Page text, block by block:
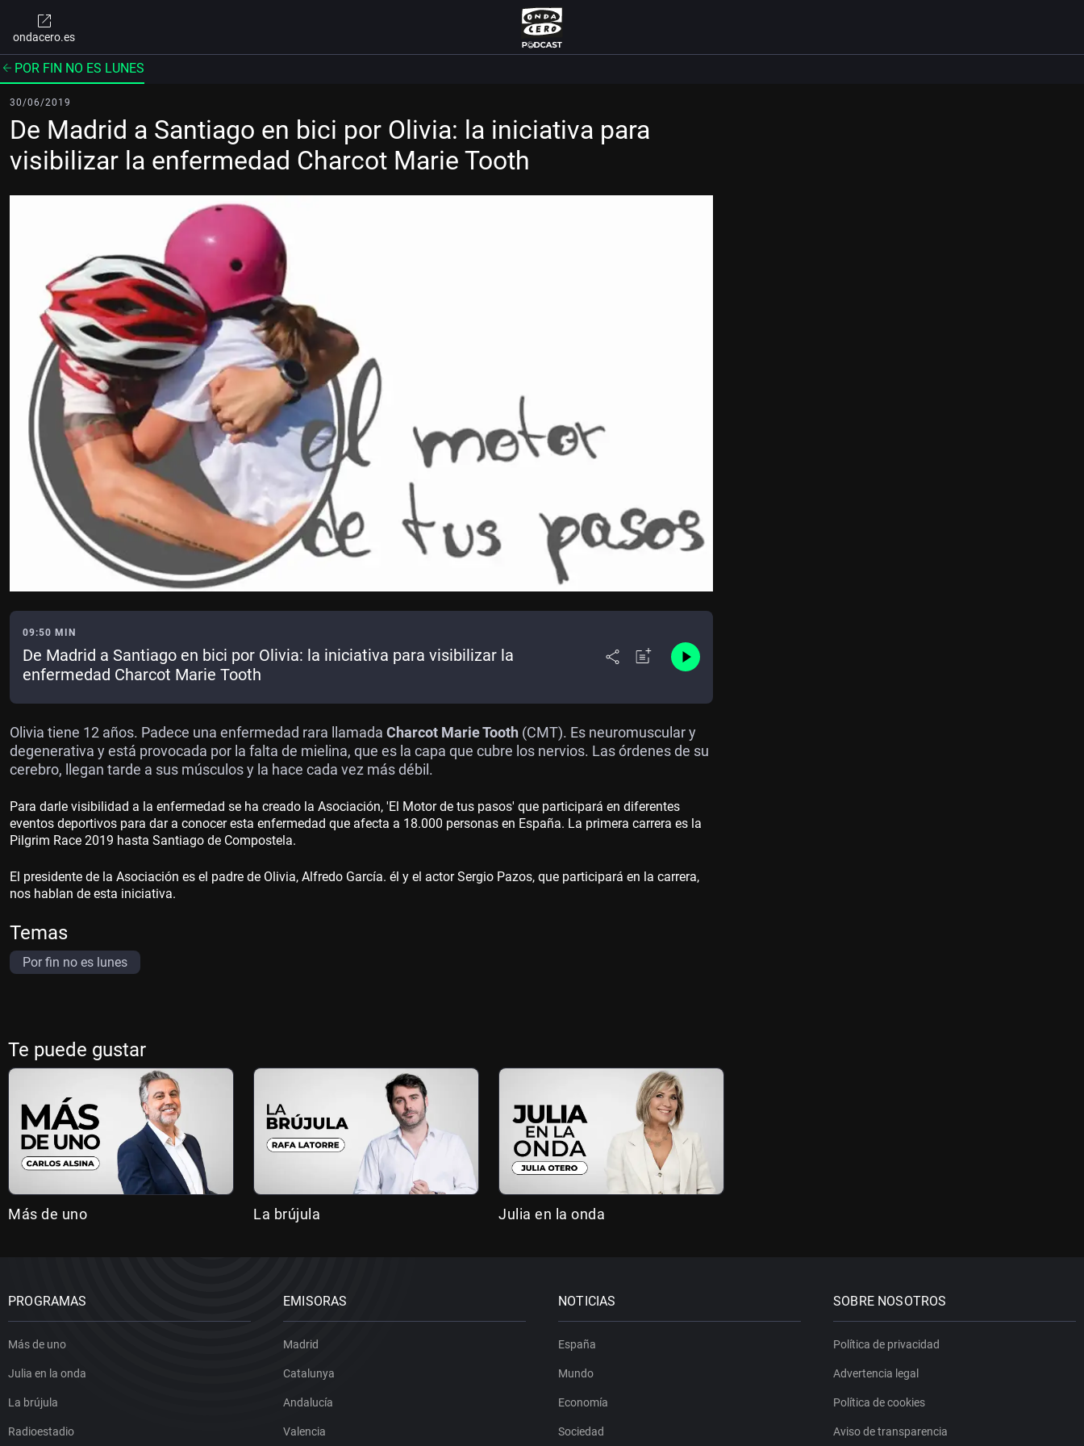
ondacero.es
POR FIN NO ES LUNES
30/06/2019
De Madrid a Santiago en bici por Olivia: la iniciativa para
visibilizar la enfermedad Charcot Marie Tooth
09:50 MIN
De Madrid a Santiago en bici por Olivia: la iniciativa para visibilizar la
enfermedad Charcot Marie Tooth
Olivia tiene 12 años. Padece una enfermedad rara llamada Charcot Marie Tooth (CMT). Es neuromuscular y
degenerativa y está provocada por la falta de mielina, que es la capa que cubre los nervios. Las órdenes de su
cerebro, llegan tarde a sus músculos y la hace cada vez más débil.
Para darle visibilidad a la enfermedad se ha creado la Asociación, 'El Motor de tus pasos' que participará en diferentes
eventos deportivos para dar a conocer esta enfermedad que afecta a 18.000 personas en España. La primera carrera es la
Pilgrim Race 2019 hasta Santiago de Compostela.
El presidente de la Asociación es el padre de Olivia, Alfredo García. él y el actor Sergio Pazos, que participará en la carrera,
nos hablan de esta iniciativa.
Temas
Por fin no es lunes
Te puede gustar
Más de uno La brújula Julia en la onda
PROGRAMAS
Más de uno
Julia en la onda
La brújula
Radioestadio
EMISORAS
Madrid
Catalunya
Andalucía
Valencia
NOTICIAS
España
Mundo
Economía
Sociedad
SOBRE NOSOTROS
Política de privacidad
Advertencia legal
Política de cookies
Aviso de transparencia